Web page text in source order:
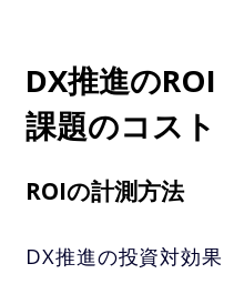
DX推進のROI
課題のコスト
ROIの計測方法
DX推進の投資対効果